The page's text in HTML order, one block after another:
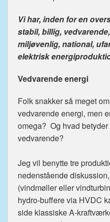
Vi har, inden for en
stabil, billig,
miljøvenlig, national,
elektrisk
Vedvarende energi
Folk snakker så meget
vedvarende energi, men
omega? Og hvad
vedvarende?
Jeg vil benytte tre
nedenstående
(vindmøller eller
hydro-buffere via HVDC
side klassiske A-